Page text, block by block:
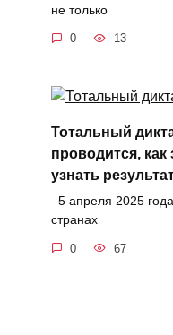
не только
0 13
Тотальный
проводится, как
узнать
5 апреля 2025
странах
0 67